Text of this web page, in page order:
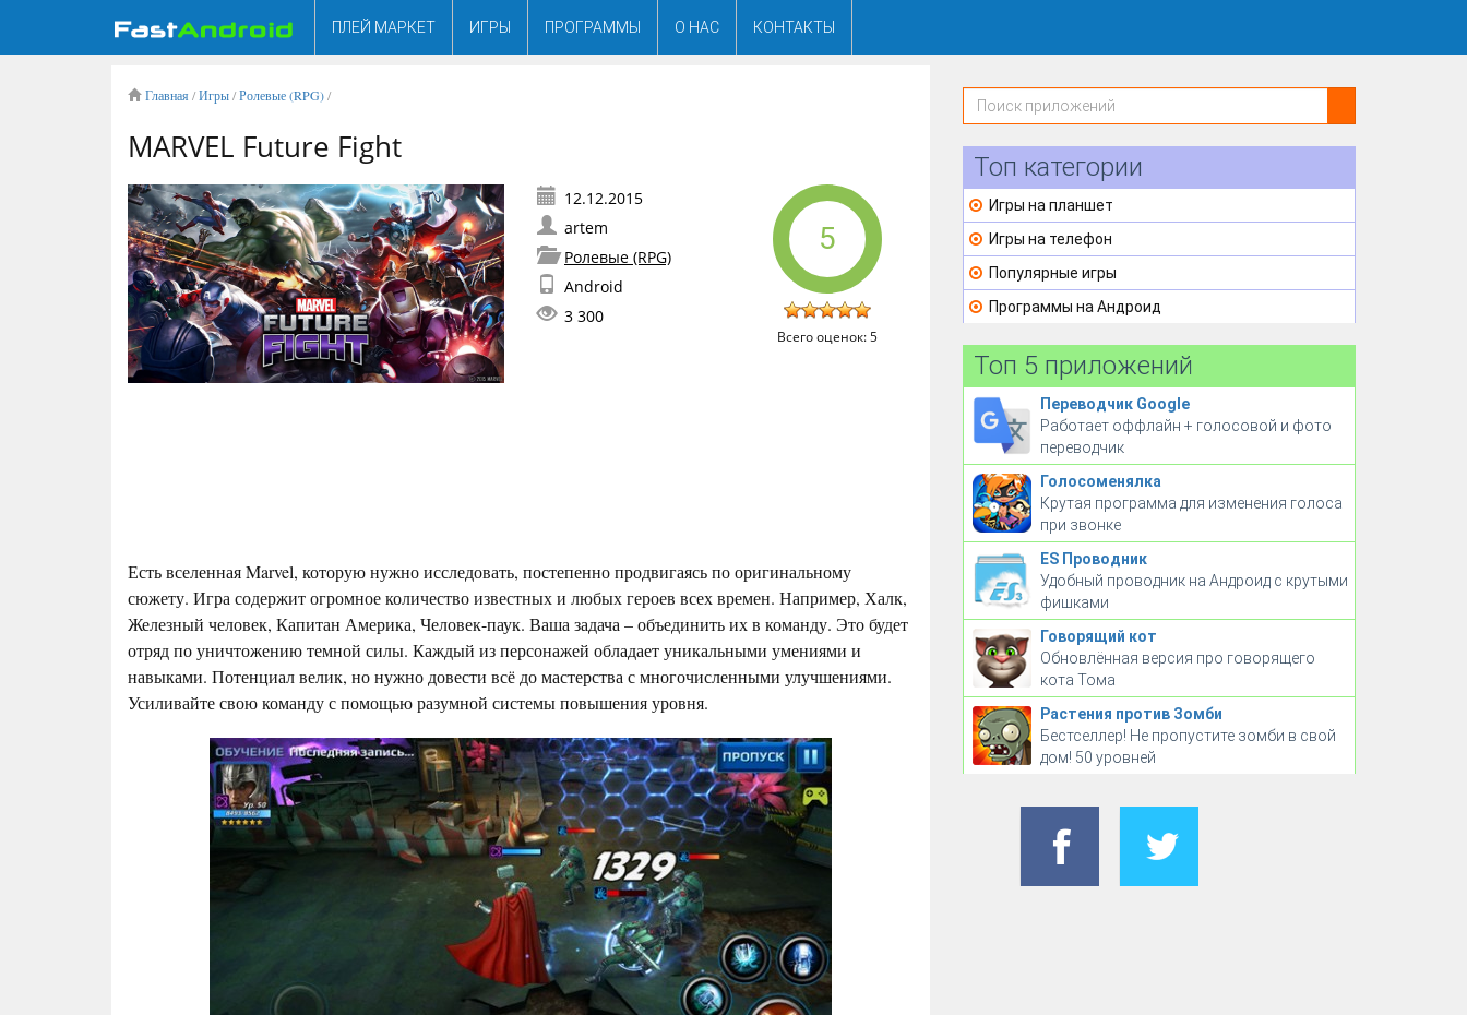
ПЛЕЙ МАРКЕТ ИГРЫ ПРОГРАММЫ О НАС КОНТАКТЫ
Главная /Игры/Ролевые (RPG)/
MARVEL Future Fight
artem
Ролевые (RPG)
Android
3 300
5
Всего оценок:5
Есть вселенная Marvel, которую нужно исследовать, постепенно продвигаясь по оригинальному
сюжету. Игра содержит огромное количество известных и любых героев всех времен. Например, Халк,
Железный человек, Капитан Америка, Человек-паук. Ваша задача – объединить их в команду. Это будет
отряд по уничтожению темной силы. Каждый из персонажей обладает уникальными умениями и
навыками. Потенциал велик, но нужно довести всё до мастерства с многочисленными улучшениями.
Усиливайте свою команду с помощью разумной системы повышения уровня.
Топ категории
Игры на планшет
Игры на телефон
Популярные игры
Программы на Андроид
Топ 5 приложений
Переводчик Google
Работает оффлайн + голосовой и фото
переводчик
Голосоменялка
Крутая программа для изменения голоса
при звонке
ES Проводник
Удобный проводник на Андроид с крутыми
фишками
Говорящий кот
Обновлённая версия про говорящего
кота Тома
Растения против Зомби
Бестселлер! Не пропустите зомби в свой
дом! 50 уровней